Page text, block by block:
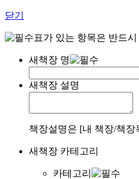
닫기
표가 있는 항목은 반드
새책장 명
새책장 설명
책장설명은 [내 책장/책
새책장 카테고리
카테고리